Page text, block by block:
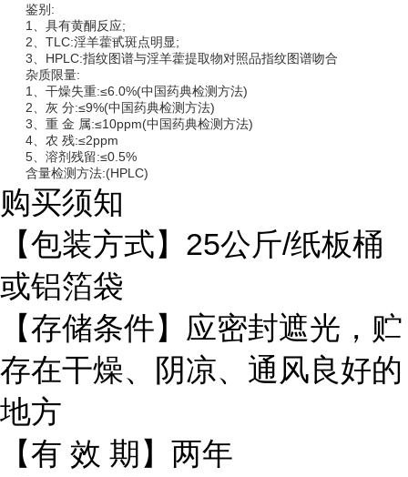
鉴别:
1、具有黄酮反应;
2、TLC:淫羊藿甙斑点明显;
3、HPLC:指纹图谱与淫羊藿提取物对照品指纹图谱吻合
杂质限量:
1、干燥失重:≤6.0%(中国药典检测方法)
2、灰 分:≤9%(中国药典检测方法)
3、重 金 属:≤10ppm(中国药典检测方法)
4、农 残:≤2ppm
5、溶剂残留:≤0.5%
含量检测方法:(HPLC)
购买须知
【包装方式】25公斤/纸板桶
或铝箔袋
【存储条件】应密封遮光，贮
存在干燥、阴凉、通风良好的
地方
【有 效 期】两年